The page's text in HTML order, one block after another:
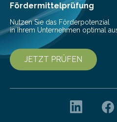
interessierte Studierende bei
Fördermittelprüfung
Nutzen Sie das Förderpotenzial
in Ihrem Unternehmen optimal
JETZT PRÜFEN